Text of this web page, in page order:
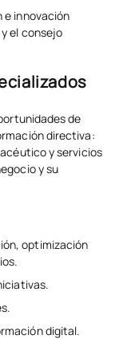
e innovación
el consejo
de
directiva:
y servicios
y su
optimización
digital.